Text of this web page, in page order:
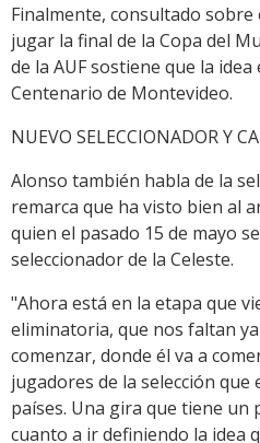
Finalmente, consultado sobre
jugar la final de la Copa del
de la AUF sostiene que la idea
Centenario de Montevideo.
NUEVO SELECCIONADOR Y
Alonso también habla de la
remarca que ha visto bien al
quien el pasado 15 de mayo
seleccionador de la Celeste.
"Ahora está en la etapa que
eliminatoria, que nos faltan
comenzar, donde él va a
jugadores de la selección
países. Una gira que tiene
cuanto a ir definiendo la idea